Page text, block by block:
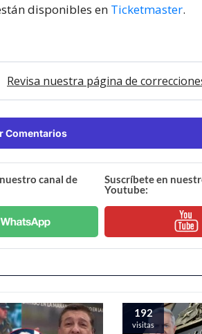
disponibles en Ticketmaster.
Revisa nuestra página de
Comentarios
canal de
Suscríbete en
Youtube:
192
visitas